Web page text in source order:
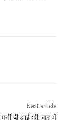
Next article
ही आई थी, बाद में